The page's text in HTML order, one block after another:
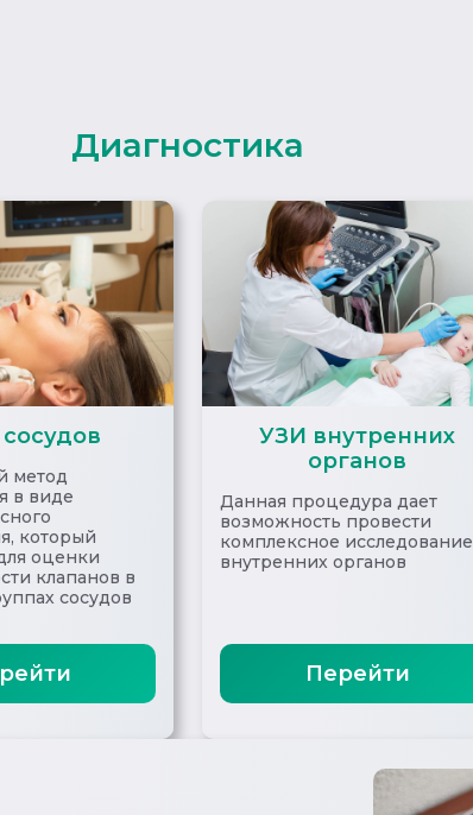
Диагностика
метод
в виде
который
оценки
клапанов в
сосудов
УЗИ внутренних
органов
Данная процедура дает
возможность провести
комплексное исследование
внутренних органов
Перейти